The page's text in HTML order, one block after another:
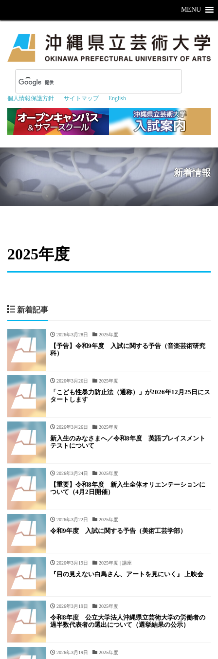
個人情報保護方針 サイトマップ English
MENU
新着情報
2025年度
新着記事
2026年3月28日 2025年度
【予告】令和9年度 入試に関する予告（音楽芸術研究
科）
2026年3月26日 2025年度
「こども性暴力防止法（通称）」が2026年12月25日にス
タートします
2026年3月26日 2025年度
新入生のみなさまへ／令和8年度 英語プレイスメント
テストについて
2026年3月24日 2025年度
【重要】令和8年度 新入生全体オリエンテーションに
ついて（4月2日開催）
2026年3月22日 2025年度
令和9年度 入試に関する予告（美術工芸学部）
2026年3月19日 2025年度 | 講座
『目の見えない白鳥さん、アートを見にいく』 上映会
2026年3月19日 2025年度
令和8年度 公立大学法人沖縄県立芸術大学の労働者の
過半数代表者の選出について（選挙結果の公示）
2026年3月19日 2025年度